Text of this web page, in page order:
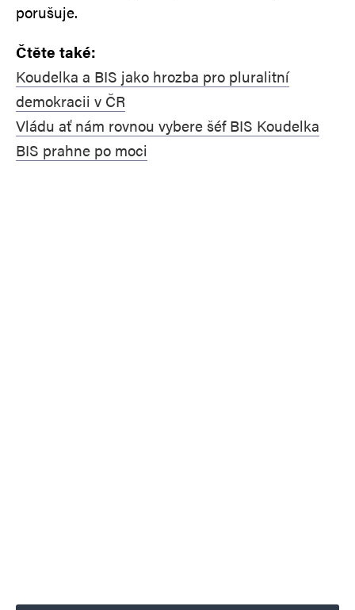
porušuje.
Čtěte také:
Koudelka a BIS jako hrozba pro pluralitní
demokracii v ČR
Vládu ať nám rovnou vybere šéf BIS Koudelka
BIS prahne po moci